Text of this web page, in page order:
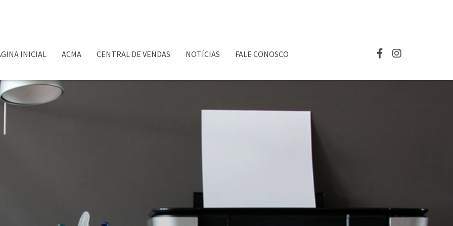
INICIAL ACMA CENTRAL DE VENDAS NOTÍCIAS FALE CONOSCO